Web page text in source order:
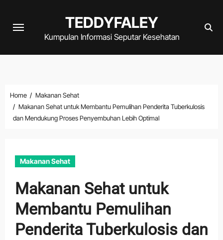
TEDDYFALEY
Kumpulan Informasi Seputar Kesehatan
Home
Makanan Sehat
Makanan Sehat untuk Membantu Pemulihan Penderita Tuberkulosis
dan Mendukung Proses Penyembuhan Lebih Optimal
Makanan Sehat
Makanan Sehat untuk
Membantu Pemulihan
Penderita Tuberkulosis dan